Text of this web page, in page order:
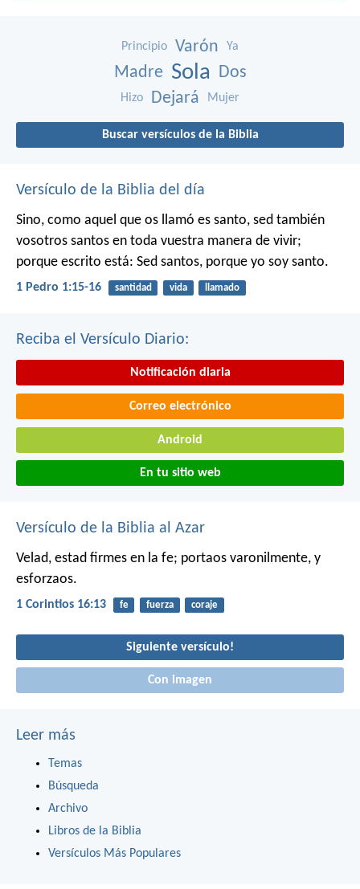
Principio Varón Ya
Madre Sola Dos
Hizo Dejará Mujer
Buscar versículos de la Biblia
Versículo de la Biblia del día
Sino, como aquel que os llamó es santo, sed también
vosotros santos en toda vuestra manera de vivir;
porque escrito está: Sed santos, porque yo soy santo.
1 Pedro 1:15-16 santidad vida llamado
Reciba el Versículo Diario:
Notificación diaria
Correo electrónico
Android
En tu sitio web
Versículo de la Biblia al Azar
Velad, estad firmes en la fe; portaos varonilmente, y
esforzaos.
1 Corintios 16:13 fe fuerza coraje
Siguiente versículo!
Con imagen
Leer más
Temas
Búsqueda
Archivo
Libros de la Biblia
Versículos Más Populares